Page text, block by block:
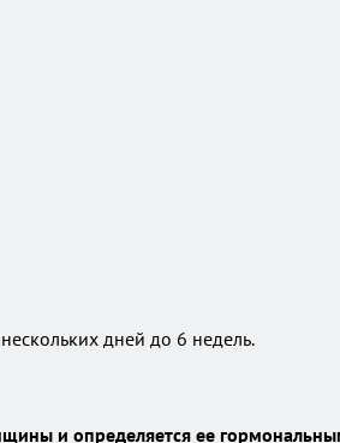
дней до 6 недель.
и определяется ее